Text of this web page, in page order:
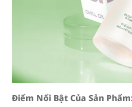
Điểm Nổi Bật Của Sản